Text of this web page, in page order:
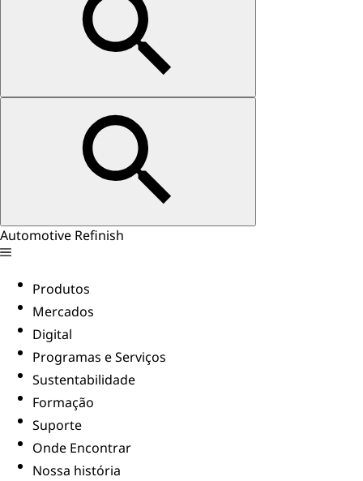
Automotive Refinish
Produtos
Mercados
Digital
Programas e Serviços
Sustentabilidade
Formação
Suporte
Onde Encontrar
Nossa história